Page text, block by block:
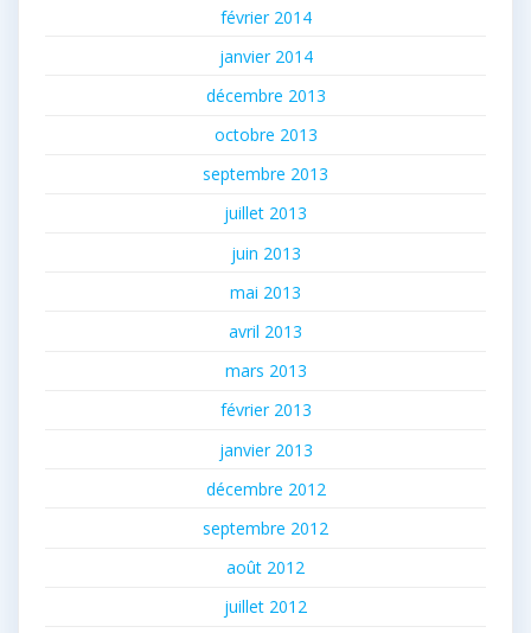
février 2014
janvier 2014
décembre 2013
octobre 2013
septembre 2013
juillet 2013
juin 2013
mai 2013
avril 2013
mars 2013
février 2013
janvier 2013
décembre 2012
septembre 2012
août 2012
juillet 2012